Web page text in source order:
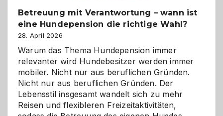
Betreuung mit Verantwortung – wann ist
eine Hundepension die richtige Wahl?
28. April 2026
Warum das Thema Hundepension immer
relevanter wird Hundebesitzer werden immer
mobiler. Nicht nur aus beruflichen Gründen.
Nicht nur aus beruflichen Gründen. Der
Lebensstil insgesamt wandelt sich zu mehr
Reisen und flexibleren Freizeitaktivitäten,